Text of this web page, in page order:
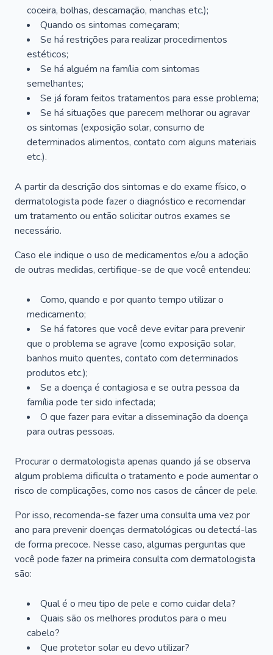
coceira, bolhas, descamação, manchas etc.);
Quando os sintomas começaram;
Se há restrições para realizar procedimentos
estéticos;
Se há alguém na família com sintomas
semelhantes;
Se já foram feitos tratamentos para esse problema;
Se há situações que parecem melhorar ou agravar
os sintomas (exposição solar, consumo de
determinados alimentos, contato com alguns materiais
etc.).
A partir da descrição dos sintomas e do exame físico, o
dermatologista pode fazer o diagnóstico e recomendar
um tratamento ou então solicitar outros exames se
necessário.
Caso ele indique o uso de medicamentos e/ou a adoção
de outras medidas, certifique-se de que você entendeu:
Como, quando e por quanto tempo utilizar o
medicamento;
Se há fatores que você deve evitar para prevenir
que o problema se agrave (como exposição solar,
banhos muito quentes, contato com determinados
produtos etc.);
Se a doença é contagiosa e se outra pessoa da
família pode ter sido infectada;
O que fazer para evitar a disseminação da doença
para outras pessoas.
Procurar o dermatologista apenas quando já se observa
algum problema dificulta o tratamento e pode aumentar o
risco de complicações, como nos casos de câncer de pele.
Por isso, recomenda-se fazer uma consulta uma vez por
ano para prevenir doenças dermatológicas ou detectá-las
de forma precoce. Nesse caso, algumas perguntas que
você pode fazer na primeira consulta com dermatologista
são:
Qual é o meu tipo de pele e como cuidar dela?
Quais são os melhores produtos para o meu
cabelo?
Que protetor solar eu devo utilizar?